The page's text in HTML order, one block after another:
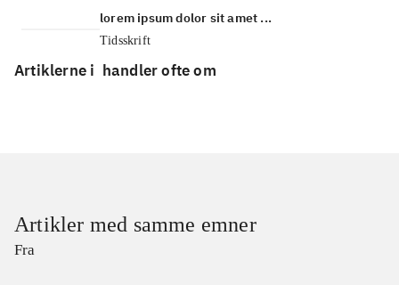
lorem ipsum dolor sit amet ...
Tidsskrift
Artiklerne i handler ofte om
Artikler med samme emner
Fra